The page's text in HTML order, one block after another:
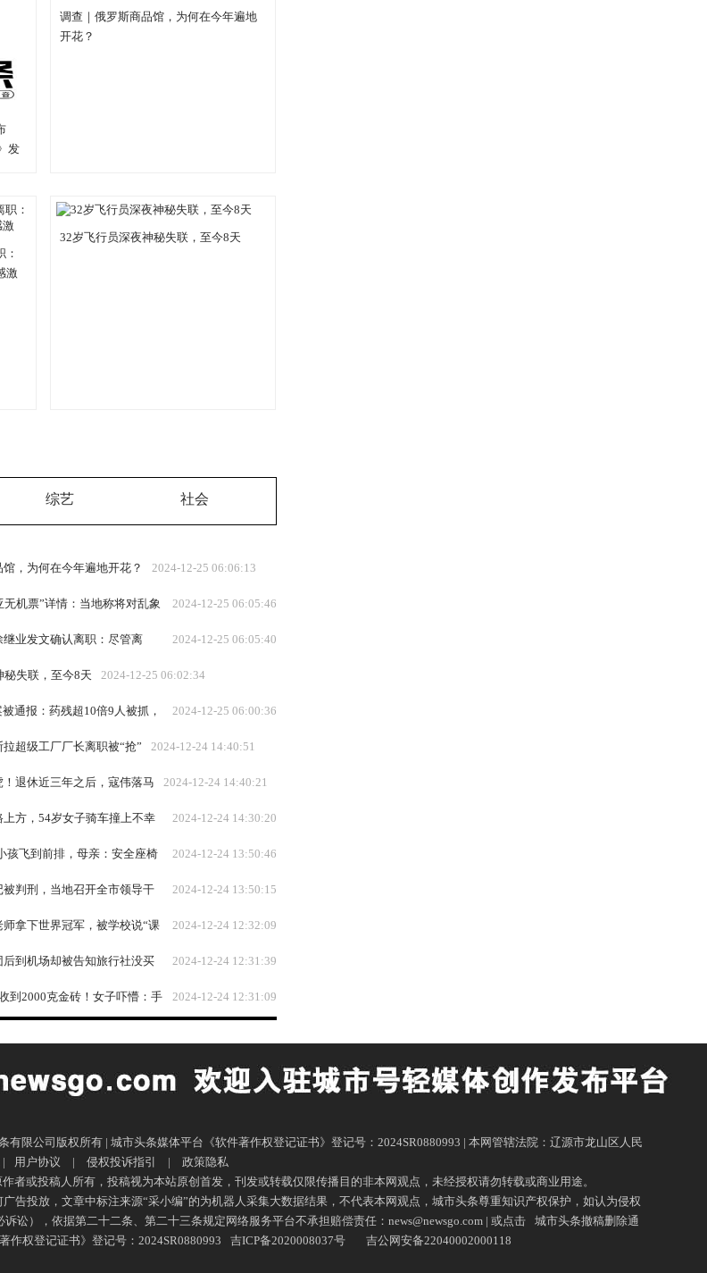
发
调查｜俄罗斯商品馆，为何在今年遍地
开花？
激
32岁飞行员深夜神秘失联，至今8天
综艺 社会
2024-12-25 06:06:13
，为何在今年遍地开花？
2024-12-25 06:05:46
无机票”详情：当地称将对乱象
2024-12-25 06:05:40
业发文确认离职：尽管离
感恩和感激 2024-12-25 06:02:34
秘失联，至今8天
2024-12-25 06:00:36
通报：药残超10倍9人被抓，
2024-12-24 14:40:51
超级工厂厂长离职被“抢”
2024-12-24 14:40:21
退休近三年之后，寇伟落马
2024-12-24 14:30:20
方，54岁女子骑车撞上不幸
主责，当地政府次责，双方均有异议2024-12-24 13:50:46
孩飞到前排，母亲：安全座椅
2024-12-24 13:50:15
判刑，当地召开全市领导干
情：深刻汲取教训！ 2024-12-24 12:32:09
拿下世界冠军，被学校说“课
2024-12-24 12:31:39
到机场却被告知旅行社没买
：已向公安部门报案 2024-12-24 12:31:09
到2000克金砖！女子吓懵：手
有限公司版权所有 | 城市头条媒体平台《软件著作权登记证书》登记号：2024SR0880993 | 本网管辖法院：辽源市龙山区人民
用户协议 | 侵权投诉指引 |
政策隐私
或投稿人所有，投稿视为本站原创首发，刊发或转载仅限传播目的非本网观点，未经授权请勿转载或商业用途。
告投放，文章中标注来源“采小编”的为机器人采集大数据结果，不代表本网观点，城市头条尊重知识产权保护，如认为侵权
），依据第二十二条、第二十三条规定网络服务平台不承担赔偿责任：news@newsgo.com | 或点击
城市头条撤稿删除通
作权登记证书》登记号：2024SR0880993 吉ICP备2020008037号 吉公网安备22040002000118